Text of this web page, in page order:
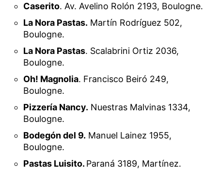
Caserito. Av. Avelino Rolón 2193, Boulogne.
La Nora Pastas. Martín Rodríguez 502,
Boulogne.
La Nora Pastas. Scalabrini Ortiz 2036,
Boulogne.
Oh! Magnolia. Francisco Beiró 249,
Boulogne.
Pizzería Nancy. Nuestras Malvinas 1334,
Boulogne.
Bodegón del 9. Manuel Lainez 1955,
Boulogne.
Pastas Luisito. Paraná 3189, Martínez.